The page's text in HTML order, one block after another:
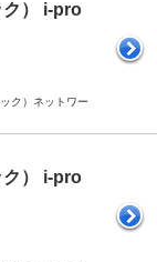
） i-pro
ク）ネットワー
） i-pro